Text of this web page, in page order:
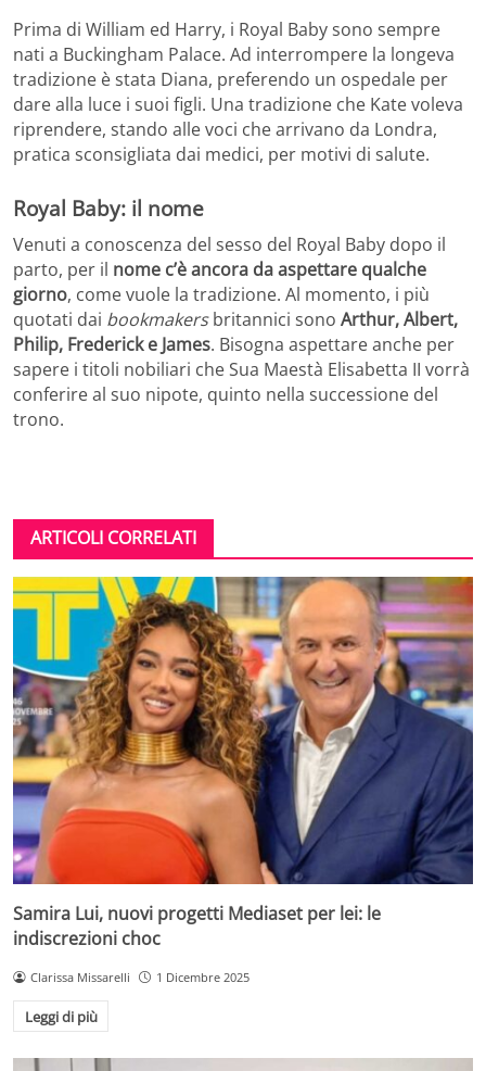
Prima di William ed Harry, i Royal Baby sono sempre
nati a Buckingham Palace. Ad interrompere la longeva
tradizione è stata Diana, preferendo un ospedale per
dare alla luce i suoi figli. Una tradizione che Kate voleva
riprendere, stando alle voci che arrivano da Londra,
pratica sconsigliata dai medici, per motivi di salute.
Royal Baby: il nome
Venuti a conoscenza del sesso del Royal Baby dopo il
parto, per il nome c’è ancora da aspettare qualche
giorno, come vuole la tradizione. Al momento, i più
quotati dai bookmakersbritannici sono Arthur, Albert,
Philip, Frederick e James. Bisogna aspettare anche per
sapere i titoli nobiliari che Sua Maestà Elisabetta II vorrà
conferire al suo nipote, quinto nella successione del
trono.
ARTICOLI CORRELATI
Samira Lui, nuovi progetti Mediaset per lei: le
indiscrezioni choc
Clarissa Missarelli 1 Dicembre 2025
Leggi di più